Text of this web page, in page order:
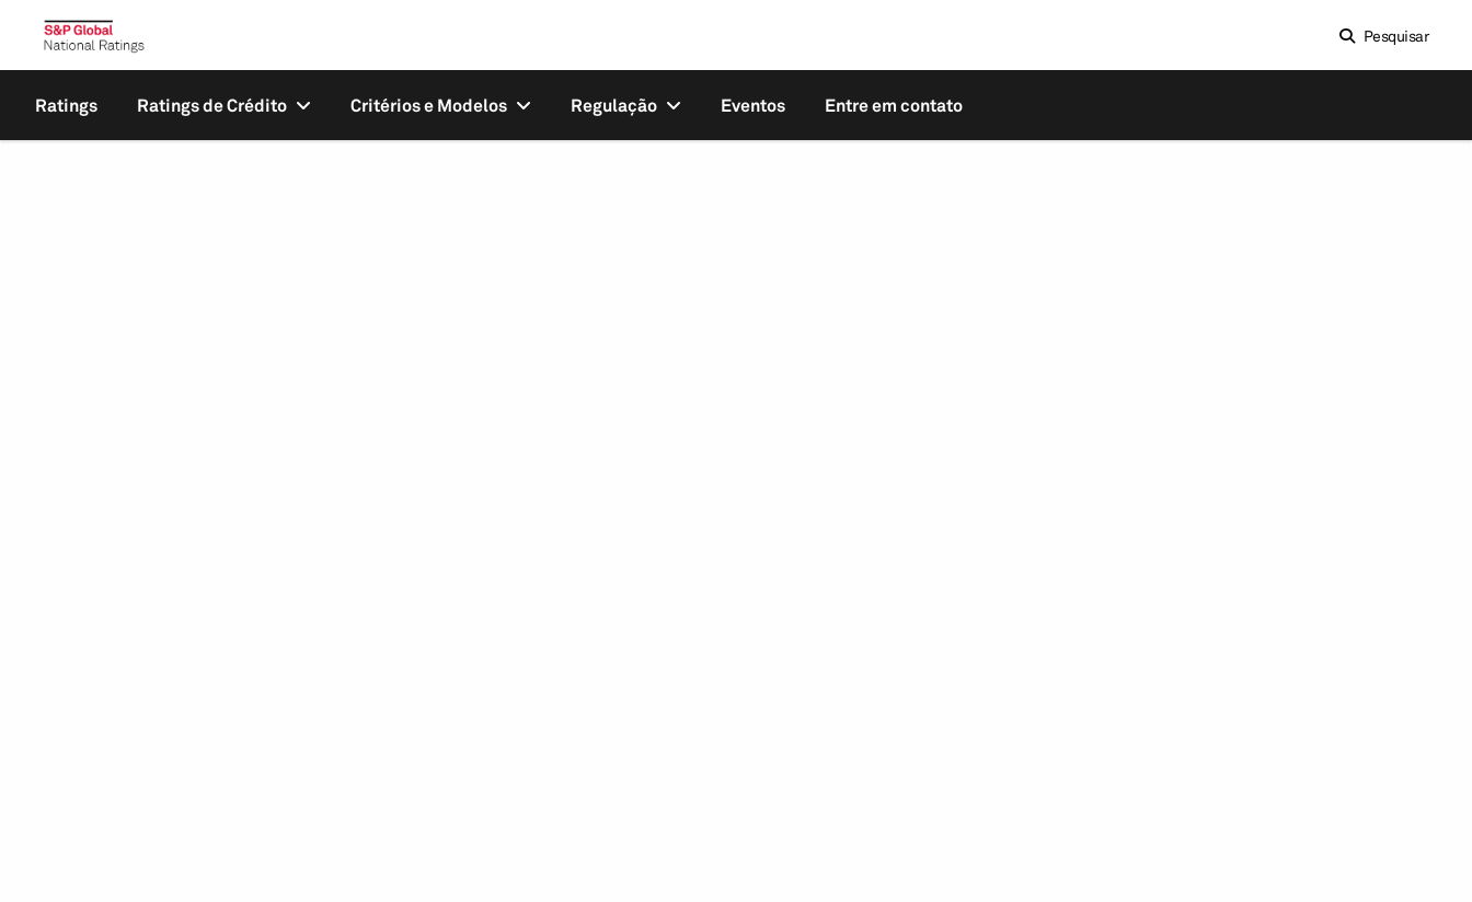
Pesquisar
Ratings Ratings de Crédito Critérios e Modelos Regulação Eventos Entre em contato